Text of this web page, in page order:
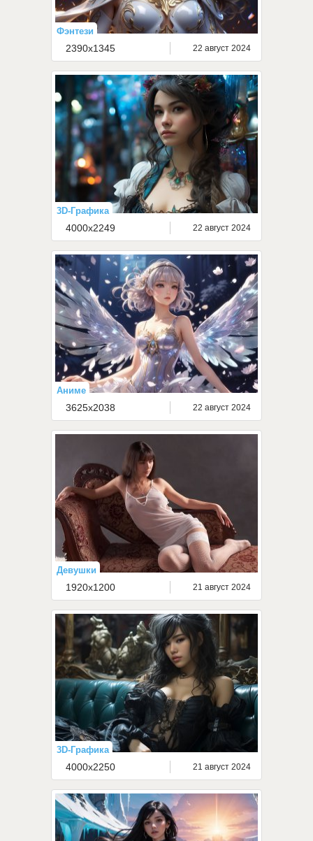
Фэнтези
2390x1345 22 август 2024
3D-Графика
4000x2249 22 август 2024
Аниме
3625x2038 22 август 2024
Девушки
1920x1200 21 август 2024
3D-Графика
4000x2250 21 август 2024